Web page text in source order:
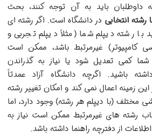
داوطلبان باید به آن توجه کنند، بحث
رشته انتخابی در دانشگاه است. اگر رشته ای
با رشته دیپلم شما (مثلاً دیپلم تجربی و
کامپیوتر) غیرمرتبط باشد، ممکن است
کمی تعدیل شود یا نیاز به گذراندن
باشید. اگرچه دانشگاه آزاد عمدتاً
زمینه اعمال نمی کند و امکان تغییر رشته
مختلف (با دیپلم هر رشته) وجود دارد، اما
رشته های غیرمرتبط ممکن است نیاز به
از دفترچه راهنما داشته باشد.